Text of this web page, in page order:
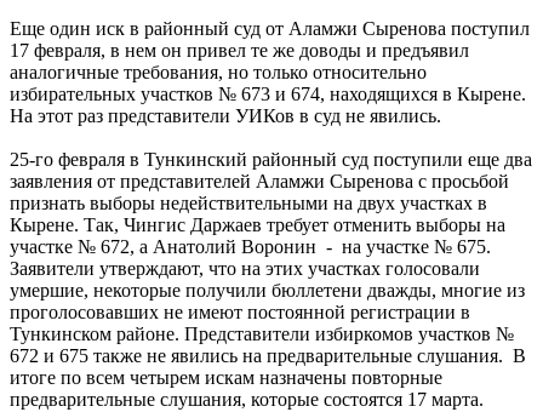
Еще один иск в районный суд от Аламжи Сыренова поступил
17 февраля, в нем он привел те же доводы и предъявил
аналогичные требования, но только относительно
избирательных участков № 673 и 674, находящихся в Кырене.
На этот раз представители УИКов в суд не явились.
25-го февраля в Тункинский районный суд поступили еще два
заявления от представителей Аламжи Сыренова с просьбой
признать выборы недействительными на двух участках в
Кырене. Так, Чингис Даржаев требует отменить выборы на
участке № 672, а Анатолий Воронин - на участке № 675.
Заявители утверждают, что на этих участках голосовали
умершие, некоторые получили бюллетени дважды, многие из
проголосовавших не имеют постоянной регистрации в
Тункинском районе. Представители избиркомов участков №
672 и 675 также не явились на предварительные слушания. В
итоге по всем четырем искам назначены повторные
предварительные слушания, которые состоятся 17 марта.